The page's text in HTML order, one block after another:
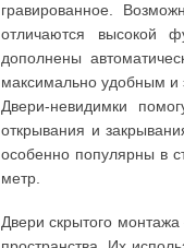
гравированное.
отличаются высокой
дополнены
максимально удобным и
Двери-невидимки
открывания и
особенно популярны в
метр.
Двери скрытого